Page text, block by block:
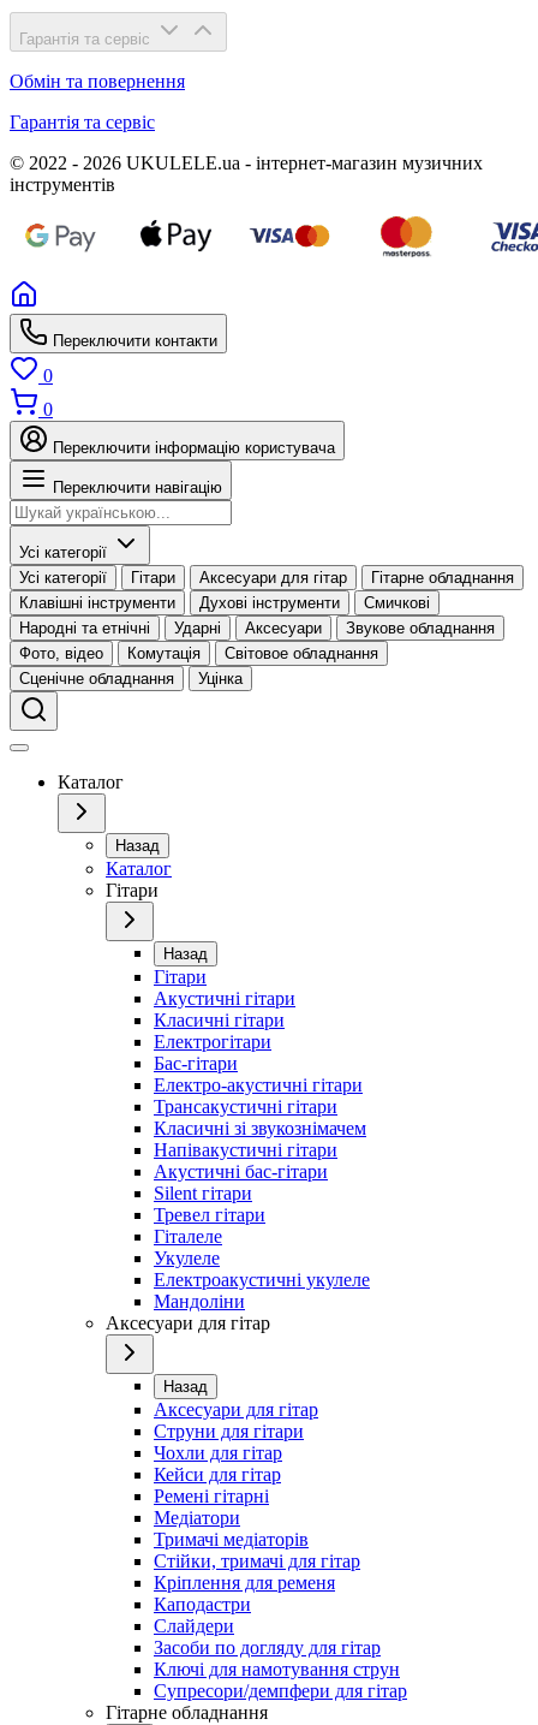
Гарантія та сервіс
Обмін та повернення
Гарантія та сервіс
© 2022 - 2026 UKULELE.ua - інтернет-магазин музичних
інструментів
Переключити контакти
0
0
Переключити інформацію користувача
Переключити навігацію
Усі категорії
Усі категорії
Гітари Аксесуари для гітар
Гітарне обладнання
Клавішні інструменти
Духові інструменти
Смичкові
Народні та етнічні
Ударні Аксесуари
Звукове обладнання
Фото, відео
Комутація
Світовое обладнання
Сценічне обладнання
Уцінка
Каталог
Назад
Каталог
Гітари
Назад
Гітари
Акустичні гітари
Класичні гітари
Електрогітари
Бас-гітари
Електро-акустичні гітари
Трансакустичні гітари
Класичні зі звукознімачем
Напівакустичні гітари
Акустичні бас-гітари
Silent гітари
Тревел гітари
Гіталеле
Укулеле
Електроакустичні укулеле
Мандоліни
Аксесуари для гітар
Назад
Аксесуари для гітар
Струни для гітари
Чохли для гітар
Кейси для гітар
Ремені гітарні
Медіатори
Тримачі медіаторів
Стійки, тримачі для гітар
Кріплення для ременя
Каподастри
Слайдери
Засоби по догляду для гітар
Ключі для намотування струн
Супресори/демпфери для гітар
Гітарне обладнання